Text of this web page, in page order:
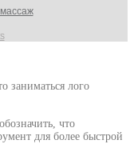
заниматься лого
что
для более быстрой